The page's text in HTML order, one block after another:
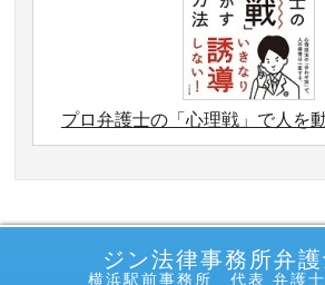
プロ弁護士の「心理戦」で人を
ジン法律事務所弁護
横浜駅前事務所 代表 弁護